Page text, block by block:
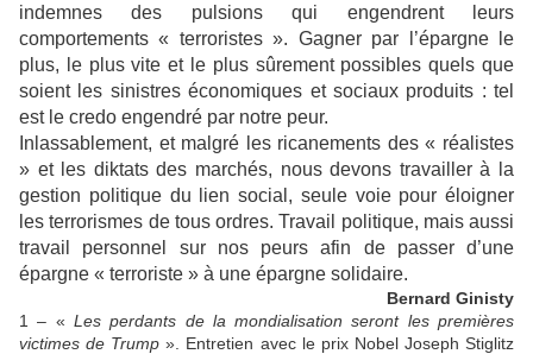
indemnes des pulsions qui engendrent leurs
comportements « terroristes ». Gagner par l’épargne le
plus, le plus vite et le plus sûrement possibles quels que
soient les sinistres économiques et sociaux produits : tel
est le credo engendré par notre peur.
Inlassablement, et malgré les ricanements des « réalistes
» et les diktats des marchés, nous devons travailler à la
gestion politique du lien social, seule voie pour éloigner
les terrorismes de tous ordres. Travail politique, mais aussi
travail personnel sur nos peurs afin de passer d’une
épargne « terroriste » à une épargne solidaire.
Bernard Ginisty
1 – « Les perdants de la mondialisation seront les premières
victimes de Trump ». Entretien avec le prix Nobel Joseph Stiglitz